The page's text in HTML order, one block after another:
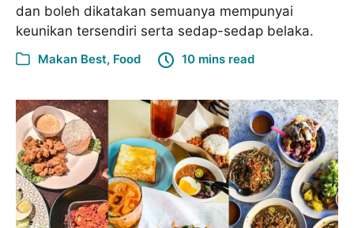
dan boleh dikatakan semuanya mempunyai
keunikan tersendiri serta sedap-sedap belaka.
Makan Best, Food 10 mins read